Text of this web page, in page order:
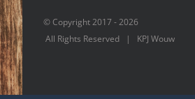
© Copyright 2017 -2026
All Rights Reserved | KPJ Wouw